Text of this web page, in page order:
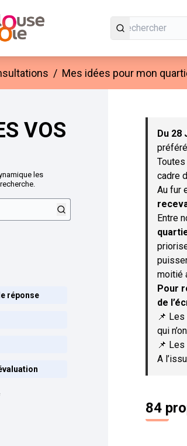
/ Mes idées pour mon
VOS
les
réponse
Passer la carte
Du 28
cadre
Au fur
Entre
moitié
Pour
de
📌
qui
📌
A
84